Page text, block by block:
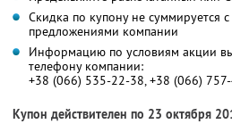
Скидка по купону не суммируется
предложениями компании
Информацию по условиям акции
телефону компании:
+38 (066) 535-22-38, +38 (066)
Купон действителен по 23 октября